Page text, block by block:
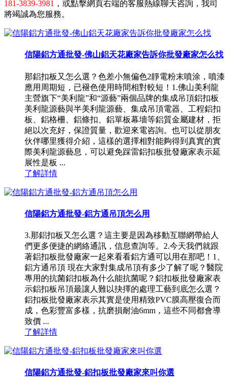
181-3839-3981 ，或點擊網頁右端的客服熱線聊天咨詢，我司
將竭誠為您服務。
信陽鋁方通批發-佛山鋁天花廠家告訴你批發廠家怎么找
那鋁扣板又怎么選？色差小無偏色2靜電粉末噴涂，噴漆
應用周期短，已褪色使用時間相對較短！1.佛山美利龍
主營旗下“美利龍”和“源藝”兩個品牌的集成吊頂鋁扣板
美利龍源藝與半美利龍源藝、集成吊頂電器、工程鋁扣
板、鋁格柵、鋁條扣、鋁單板幕墻等鋁質金屬建材，拒
絕以次充好，保證質量，歡迎來電咨詢。也可以從朋友
伙伴哪里獲得介紹，這樣的選擇相對能夠得到真實的實
際美利龍源藝息，可以避免踩雷鋁扣板批發廠家表示延
展性是板 ...
了解詳情
信陽鋁方通批發-鋁方通吊頂怎么用
3.那鋁扣板又怎么選？這主要是因為移動互聯網帶給人
們更多便捷的網絡通訊，信息查詢等。2.今天我們就跟
著鋁扣板批發廠家一起來看看鋁方通可以用在那吧！1、
鋁方通吊頂 現在大家對集成吊頂有多少了解了呢？醫院
專用的抗菌鋁扣板為什么能抗菌呢？鋁扣板批發廠家表
示鋁扣板吊頂最讓人難以抉擇的處理工藝到底怎么選？
鋁扣板批發廠家表示其實是使用精致PVC膜高壓復合而
成，色彩豐富多樣，抗磨損耐油6mm，這些不同都會導
致價 ...
了解詳情
信陽鋁方通批發-鋁扣板批發廠家來叫你選